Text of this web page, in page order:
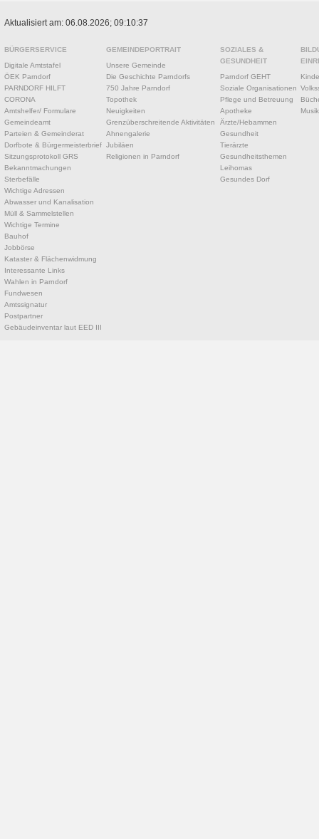
Aktualisiert am: 06.08.2026; 09:10:37
BÜRGERSERVICE
Digitale Amtstafel
ÖEK Parndorf
PARNDORF HILFT
CORONA
Amtshelfer/ Formulare
Gemeindeamt
Parteien & Gemeinderat
Dorfbote & Bürgermeisterbrief
Sitzungsprotokoll GRS
Bekanntmachungen
Sterbefälle
Wichtige Adressen
Abwasser und Kanalisation
Müll & Sammelstellen
Wichtige Termine
Bauhof
Jobbörse
Kataster & Flächenwidmung
Interessante Links
Wahlen in Parndorf
Fundwesen
Amtssignatur
Postpartner
Gebäudeinventar laut EED III
GEMEINDEPORTRAIT
Unsere Gemeinde
Die Geschichte Parndorfs
750 Jahre Parndorf
Topothek
Neuigkeiten
Grenzüberschreitende Aktivitäten
Ahnengalerie
Jubiläen
Religionen in Parndorf
SOZIALES &
GESUNDHEIT
Parndorf GEHT
Soziale Organisationen
Pflege und Betreuung
Apotheke
Ärzte/Hebammen
Gesundheit
Tierärzte
Gesundheitsthemen
Leihomas
Gesundes Dorf